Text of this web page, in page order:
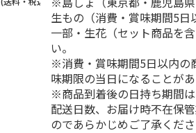
生もの（消費・賞味期間5
一部・生花（セット商品を
い。
※消費・賞味期間5日以内の
味期限の当日になることが
※商品到着後の日持ち期間
配送日数、お届け時不在保
のであらかじめご了承くださ